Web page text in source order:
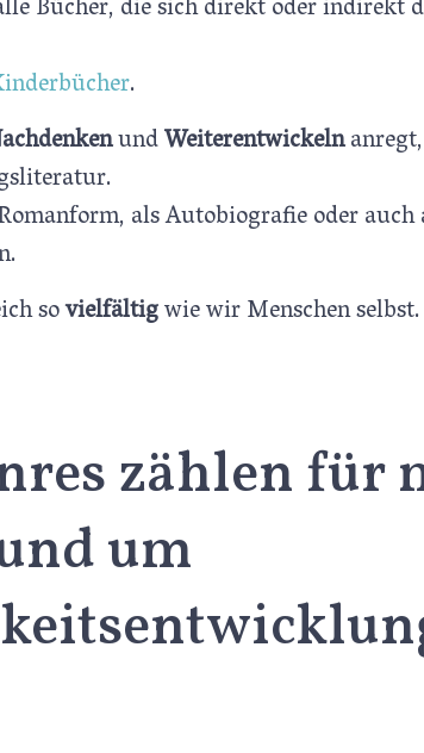
.
undWeiterentwickeln
als Autobiografie oder
sovielfältigwie wir Menschen selbst.
zählen für
um